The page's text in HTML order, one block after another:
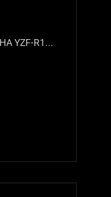
YZF-R1...